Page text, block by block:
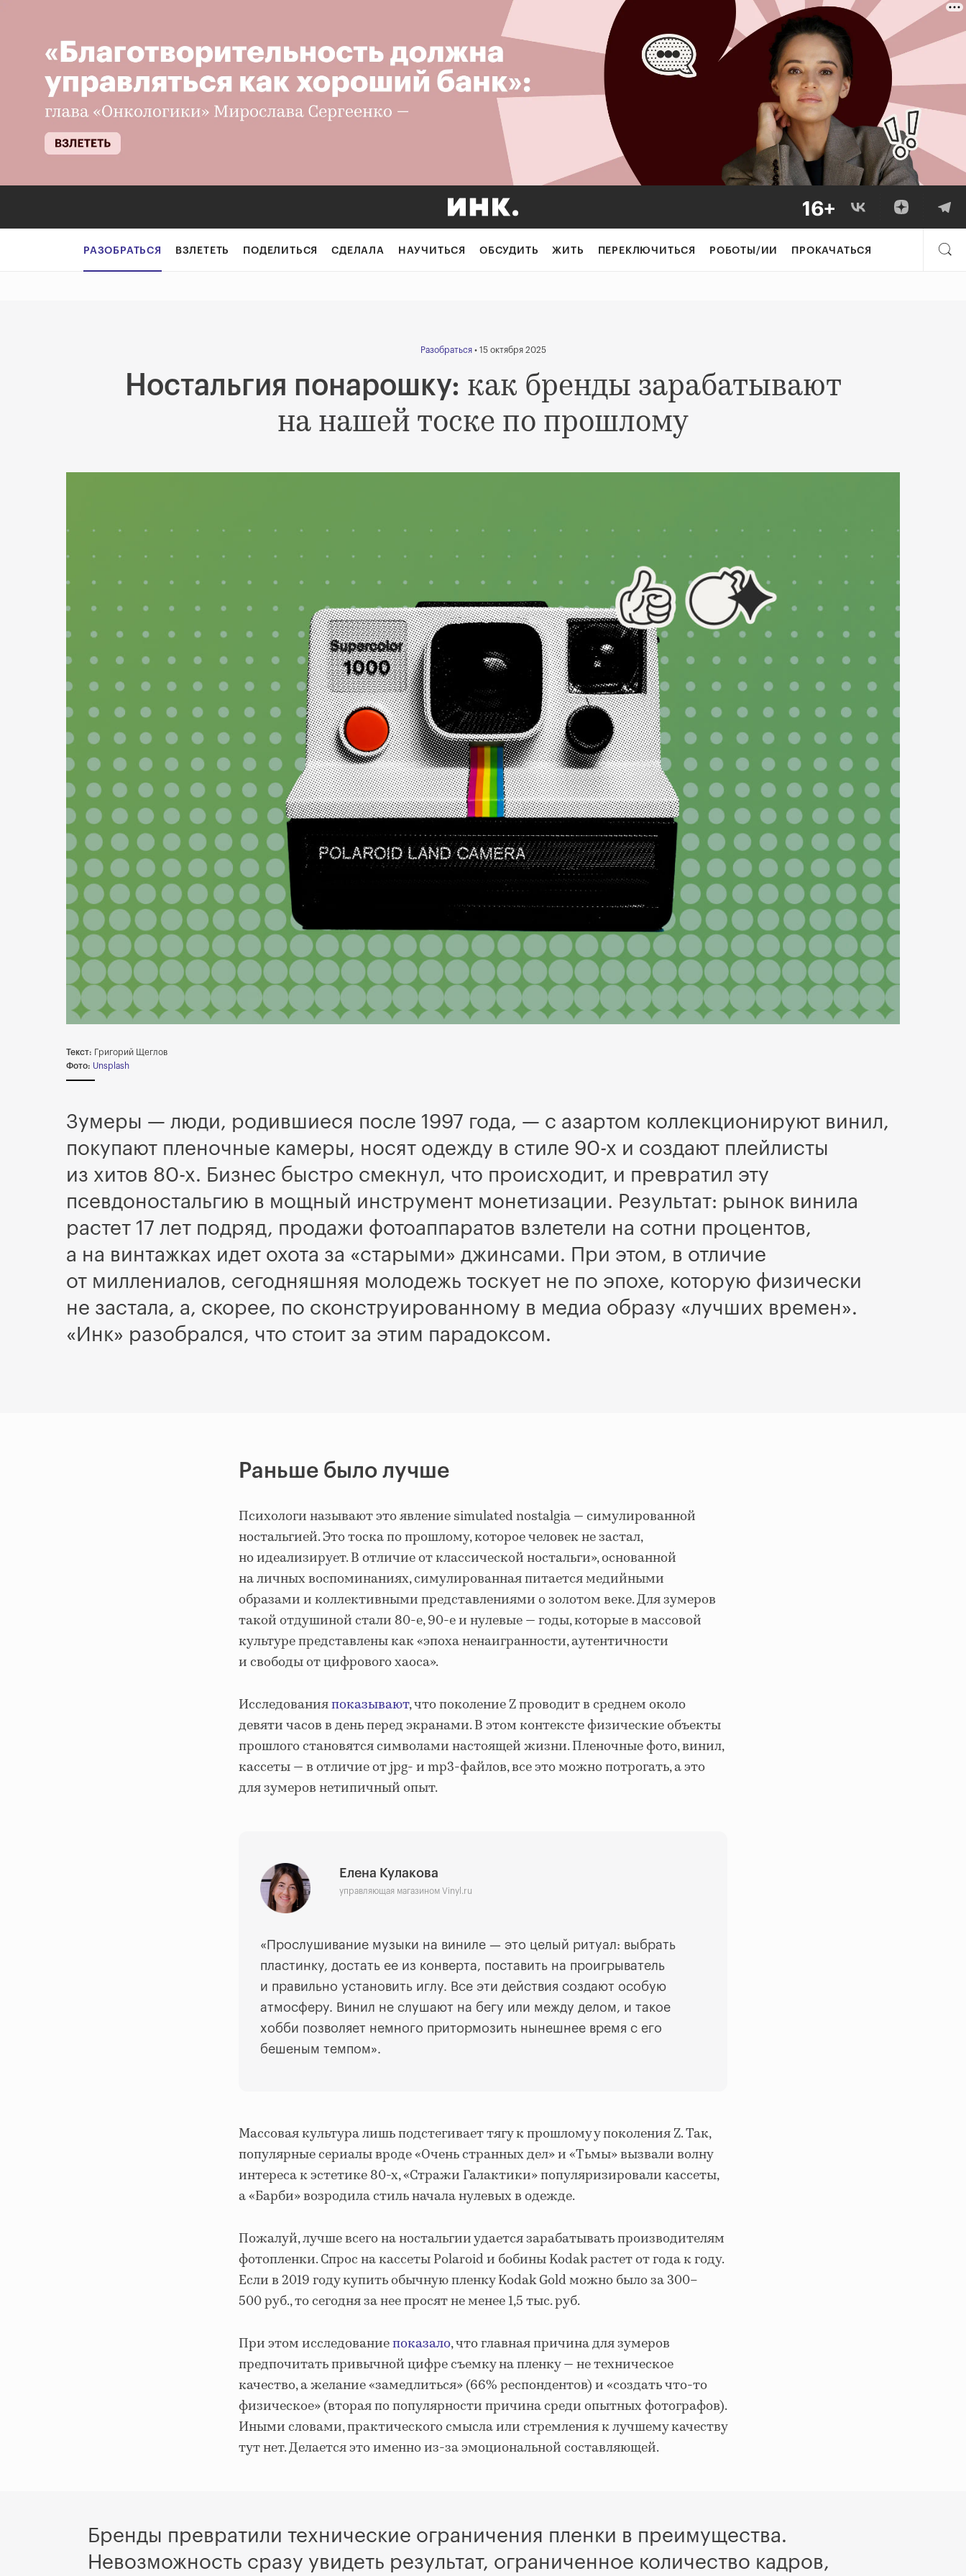
Ностальгия понарошку: как бренды
РАЗОБРАТЬСЯ ВЗЛЕТЕТЬ ПОДЕЛИТЬСЯ СДЕЛАЛА НАУЧИТЬСЯ ОБСУДИТЬ ЖИТЬ ПЕРЕКЛЮЧИТЬСЯ РОБОТЫ/ИИ ПРОКАЧАТЬСЯ
Разобраться• 15 октября 2025
Ностальгия понарошку: как бренды зарабатывают
на нашей тоске по прошлому
Текст: Григорий Щеглов
Фото: Unsplash
Зумеры — люди, родившиеся после 1997 года, — с азартом коллекционируют винил,
покупают пленочные камеры, носят одежду в стиле 90-х и создают плейлисты
из хитов 80-х. Бизнес быстро смекнул, что происходит, и превратил эту
псевдоностальгию в мощный инструмент монетизации. Результат: рынок винила
растет 17 лет подряд, продажи фотоаппаратов взлетели на сотни процентов,
а на винтажках идет охота за «старыми» джинсами. При этом, в отличие
от миллениалов, сегодняшняя молодежь тоскует не по эпохе, которую физически
не застала, а, скорее, по сконструированному в медиа образу «лучших времен».
«Инк» разобрался, что стоит за этим парадоксом.
Раньше было лучше
Психологи называют это явлениеsimulated nostalgia— симулированной
ностальгией. Это тоска по прошлому, которое человек не застал,
но идеализирует. В отличие от классической ностальги», основанной
на личных воспоминаниях, симулированная питается медийными
образами и коллективными представлениями о золотом веке. Для зумеров
такой отдушиной стали 80-е, 90-е и нулевые — годы, которые в массовой
культуре представлены как «эпоха ненаигранности, аутентичности
и свободы от цифрового хаоса».
Исследованияпоказывают, что поколение Z проводит в среднем около
девяти часов в день перед экранами. В этом контексте физические объекты
прошлого становятся символами настоящей жизни. Пленочные фото, винил,
кассеты — в отличие от jpg- и mp3-файлов, все это можно потрогать, а это
для зумеров нетипичный опыт.
Елена Кулакова
управляющая магазином Vinyl.ru
«Прослушивание музыки на виниле — это целый ритуал: выбрать
пластинку, достать ее из конверта, поставить на проигрыватель
и правильно установить иглу. Все эти действия создают особую
атмосферу. Винил не слушают на бегу или между делом, и такое
хобби позволяет немного притормозить нынешнее время с его
бешеным темпом».
Массовая культура лишь подстегивает тягу к прошлому у поколения Z. Так,
популярные сериалы вроде «Очень странных дел» и «Тьмы» вызвали волну
интереса к эстетике 80-х, «Стражи Галактики» популяризировали кассеты,
а «Барби» возродила стиль начала нулевых в одежде.
Пожалуй, лучше всего на ностальгии удается зарабатывать производителям
фотопленки. Спрос на кассеты Polaroid и бобины Kodak растет от года к году.
Если в 2019 году купить обычную пленку Kodak Gold можно было за 300–
500 руб., то сегодня за нее просят не менее 1,5 тыс. руб.
При этом исследованиепоказало, что главная причина для зумеров
предпочитать привычной цифре съемку на пленку — не техническое
качество, а желание «замедлиться» (66% респондентов) и «создать что-то
физическое» (вторая по популярности причина среди опытных фотографов).
Иными словами, практического смысла или стремления к лучшему качеству
тут нет. Делается это именно из-за эмоциональной составляющей.
Бренды превратили технические ограничения пленки в преимущества.
Невозможность сразу увидеть результат, ограниченное количество кадров,